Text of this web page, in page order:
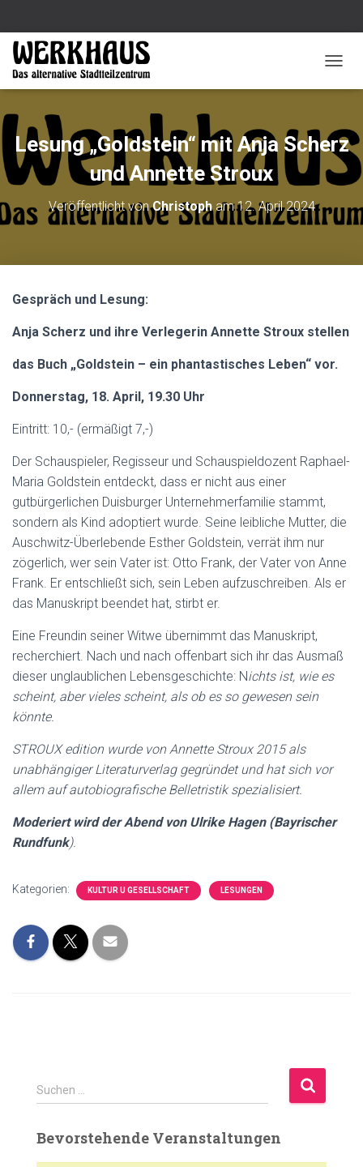
A
G
A
N
U
T
N
Lesung „Goldstein“ mit Anja Scherz
und Annette Stroux
Veröffentlicht vonChristopham12. April 2024
Gespräch und Lesung:
Anja Scherz und ihre Verlegerin Annette Stroux stellen
das Buch „Goldstein – ein phantastisches Leben“ vor.
Donnerstag, 18. April, 19.30 Uhr
Eintritt: 10,- (ermäßigt 7,-)
Der Schauspieler, Regisseur und Schauspieldozent Raphael-
Maria Goldstein entdeckt, dass er nicht aus einer
gutbürgerlichen Duisburger Unternehmerfamilie stammt,
sondern als Kind adoptiert wurde. Seine leibliche Mutter, die
Auschwitz-Überlebende Esther Goldstein, verrät ihm nur
zögerlich, wer sein Vater ist: Otto Frank, der Vater von Anne
Frank. Er entschließt sich, sein Leben aufzuschreiben. Als er
das Manuskript beendet hat, stirbt er.
Eine Freundin seiner Witwe übernimmt das Manuskript,
recherchiert. Nach und nach offenbart sich ihr das Ausmaß
dieser unglaublichen Lebensgeschichte: Nichts ist, wie es
scheint, aber vieles scheint, als ob es so gewesen sein
könnte.
STROUX edition wurde von Annette Stroux 2015 als
unabhängiger Literaturverlag gegründetund hat sich vor
allem auf autobiografische Belletristik spezialisiert.
Moderiert wird der Abend von Ulrike Hagen (Bayrischer
Rundfunk).
Kategorien: KULTUR U GESELLSCHAFT LESUNGEN
S
u
h
Suchen …
Bevorstehende Veranstaltungen